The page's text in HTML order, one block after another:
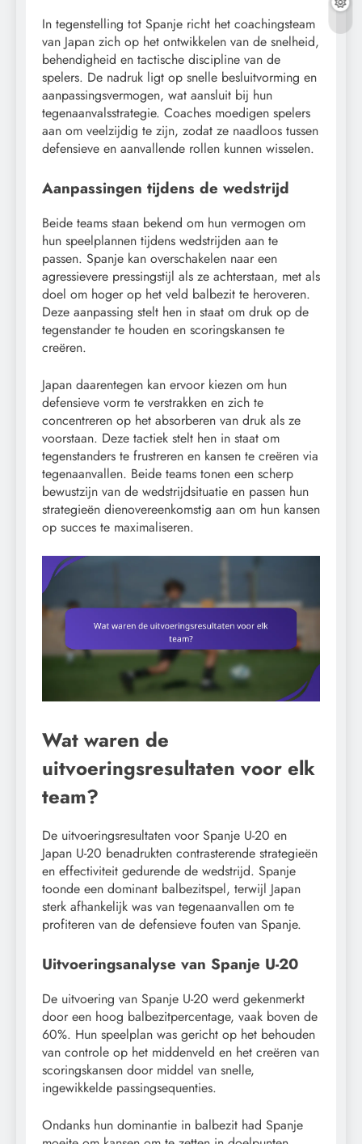
In tegenstelling tot Spanje richt het coachingsteam
van Japan zich op het ontwikkelen van de snelheid,
behendigheid en tactische discipline van de
spelers. De nadruk ligt op snelle besluitvorming en
aanpassingsvermogen, wat aansluit bij hun
tegenaanvalsstrategie. Coaches moedigen spelers
aan om veelzijdig te zijn, zodat ze naadloos tussen
defensieve en aanvallende rollen kunnen wisselen.
Aanpassingen tijdens de wedstrijd
Beide teams staan bekend om hun vermogen om
hun speelplannen tijdens wedstrijden aan te
passen. Spanje kan overschakelen naar een
agressievere pressingstijl als ze achterstaan, met als
doel om hoger op het veld balbezit te heroveren.
Deze aanpassing stelt hen in staat om druk op de
tegenstander te houden en scoringskansen te
creëren.
Japan daarentegen kan ervoor kiezen om hun
defensieve vorm te verstrakken en zich te
concentreren op het absorberen van druk als ze
voorstaan. Deze tactiek stelt hen in staat om
tegenstanders te frustreren en kansen te creëren via
tegenaanvallen. Beide teams tonen een scherp
bewustzijn van de wedstrijdsituatie en passen hun
strategieën dienovereenkomstig aan om hun kansen
op succes te maximaliseren.
Wat waren de
uitvoeringsresultaten voor elk
team?
De uitvoeringsresultaten voor Spanje U-20 en
Japan U-20 benadrukten contrasterende strategieën
en effectiviteit gedurende de wedstrijd. Spanje
toonde een dominant balbezitspel, terwijl Japan
sterk afhankelijk was van tegenaanvallen om te
profiteren van de defensieve fouten van Spanje.
Uitvoeringsanalyse van Spanje U-20
De uitvoering van Spanje U-20 werd gekenmerkt
door een hoog balbezitpercentage, vaak boven de
60%. Hun speelplan was gericht op het behouden
van controle op het middenveld en het creëren van
scoringskansen door middel van snelle,
ingewikkelde passingsequenties.
Ondanks hun dominantie in balbezit had Spanje